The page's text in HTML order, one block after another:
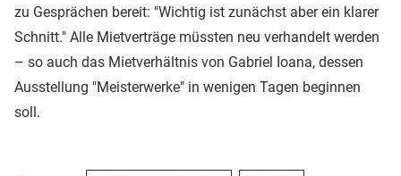
zu Gesprächen bereit: "Wichtig ist zunächst aber ein klarer
Schnitt." Alle Mietverträge müssten neu verhandelt werden
– so auch das Mietverhältnis von Gabriel Ioana, dessen
Ausstellung "Meisterwerke" in wenigen Tagen beginnen
soll.